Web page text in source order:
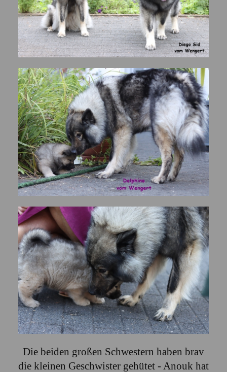
Die beiden großen Schwestern haben brav
die kleinen Geschwister gehütet - Anouk hat